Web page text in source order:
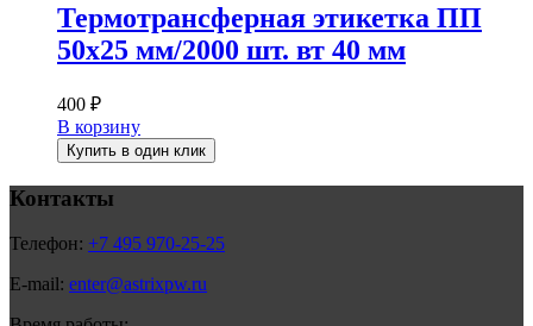
Термотрансферная этикетка ПП
50х25 мм/2000 шт. вт 40 мм
400 ₽
В корзину
Купить в один клик
Контакты
Телефон: +7 495 970-25-25
E-mail: enter@astrixpw.ru